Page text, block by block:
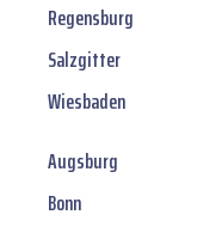
Regensburg
Salzgitter
Wiesbaden
Augsburg
Bonn